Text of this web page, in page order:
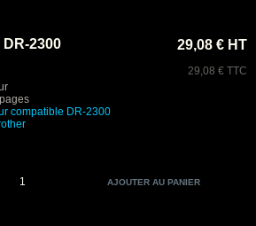
2300
compatible DR-2300
29,08 € HT
29,08 € TTC